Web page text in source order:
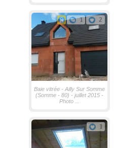
1 2
Baie vitrée - Ailly Sur Somme
(Somme - 80) - juillet 2015 -
Photo ...
1